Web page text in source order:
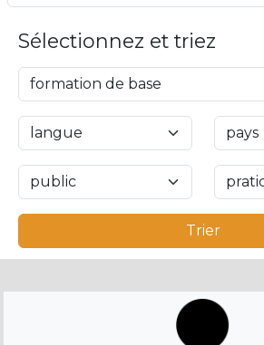
Sélectionnez et triez
Trier